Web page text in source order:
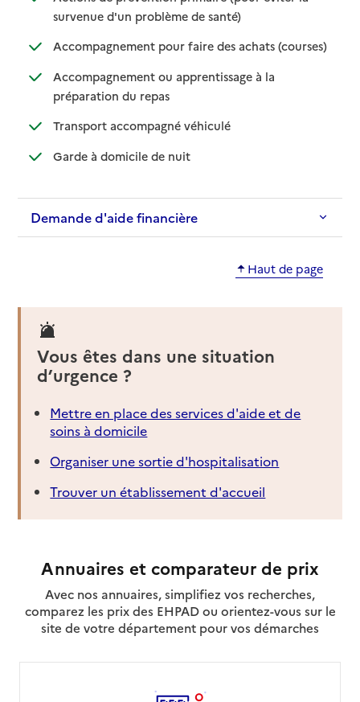
survenue d'un problème de santé): disponible
: non disponible
Accompagnement pour faire des achats (courses)
:
: non
Accompagnement ou apprentissage à la
préparation du repas: disponible
: non disponible
Transport accompagné véhiculé: disponible
: non disponible
Garde à domicile de nuit: disponible
: non disponible
Demande d'aide financière
Haut de page
Vous êtes dans une situation
d’urgence ?
Mettre en place des services d'aide et de
soins à domicile
Organiser une sortie d'hospitalisation
Trouver un établissement d'accueil
Annuaires et comparateur de prix
Avec nos annuaires, simplifiez vos recherches,
comparez les prix des EHPAD ou orientez-vous sur le
site de votre département pour vos démarches